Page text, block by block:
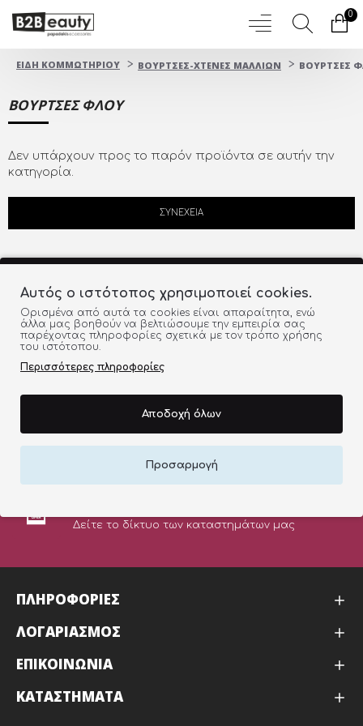
0
ΕΙΔΗ ΚΟΜΜΩΤΗΡΙΟΥ ΒΟΥΡΤΣΕΣ-ΧΤΕΝΕΣ ΜΑΛΛΙΩΝ ΒΟΥΡΤΣΕΣ
ΒΟΥΡΤΣΕΣ ΦΛΟΥ
Δεν υπάρχουν προς το παρόν προϊόντα σε αυτήν την
κατηγορία.
ΣΥΝΈΧΕΙΑ
ΔΩΡEAN ΜΕΤΑΦΟΡΙΚΑ
ΕΝΤΟΣ ΕΛΛΑΔΑΣ ΓΙΑ ΑΓΟΡΕΣ ΑΝΩ ΤΩΝ 60€ (έως
ΠΙΣΤΟΠΟΙΗΜΕΝΑ ΠΡΟΙΟΝΤΑ
ΣΤΙΣ ΚΑΛΥΤΕΡΕΣ ΤΙΜΕΣ ΤΗΣ ΑΓΟΡΑΣ
ΕΥΚΟΛΕΣ ΑΓΟΡΕΣ
ONLINE ΠΛΗΡΩΜΗ
Δείτε το δίκτυο των καταστημάτων μας
ΠΛΗΡΟΦΟΡΙΕΣ
ΛΟΓΑΡΙΑΣΜΟΣ
ΕΠΙΚΟΙΝΩΝΙΑ
ΚΑΤΑΣΤΉΜΑΤΑ
Αυτός ο ιστότοπος χρησιμοποιεί cookies.
Ορισμένα από αυτά τα cookies είναι απαραίτητα, ενώ
άλλα μας βοηθούν να βελτιώσουμε την εμπειρία σας
παρέχοντας πληροφορίες σχετικά με τον τρόπο χρήσης
του ιστότοπου.
Περισσότερες πληροφορίες
Αποδοχή όλων
Προσαρμογή